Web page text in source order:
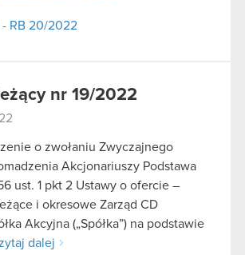
- RB 20/2022
nr 19/2022
o zwołaniu Zwyczajnego
Akcjonariuszy Podstawa
ust. 1 pkt 2 Ustawy o ofercie –
i okresowe Zarząd CD
Akcyjna („Spółka”) na podstawie
dalej